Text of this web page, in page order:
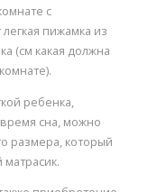
с
пижамка из
(см какая должна
ребенка,
сна, можно
размера, который